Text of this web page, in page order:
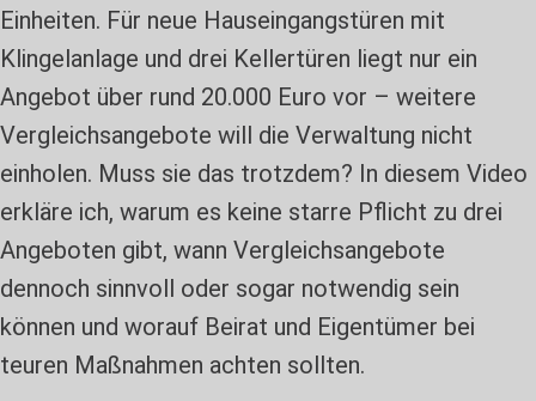
Einheiten. Für neue Hauseingangstüren mit
Klingelanlage und drei Kellertüren liegt nur ein
Angebot über rund 20.000 Euro vor – weitere
Vergleichsangebote will die Verwaltung nicht
einholen. Muss sie das trotzdem? In diesem Video
erkläre ich, warum es keine starre Pflicht zu drei
Angeboten gibt, wann Vergleichsangebote
dennoch sinnvoll oder sogar notwendig sein
können und worauf Beirat und Eigentümer bei
teuren Maßnahmen achten sollten.